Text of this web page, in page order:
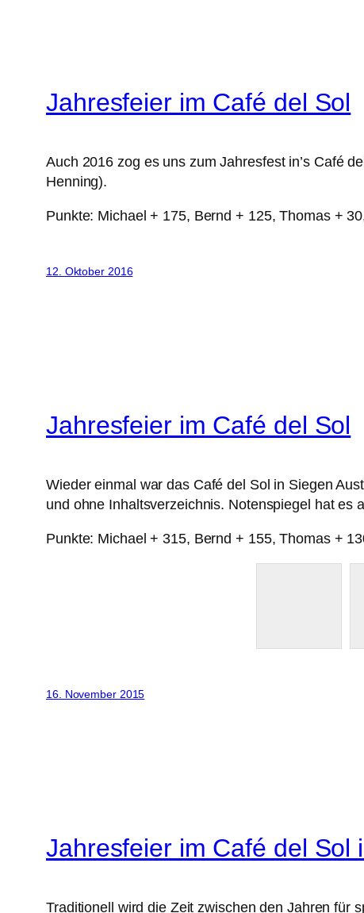
Jahresfeier im Café del Sol
Auch 2016 zog es uns zum Jahresfest in’s Café
Henning).
Punkte: Michael + 175, Bernd + 125, Thomas +
12. Oktober 2016
Jahresfeier im Café del Sol
Wieder einmal war das Café del Sol in Siegen
und ohne Inhaltsverzeichnis. Notenspiegel hat es
Punkte: Michael + 315, Bernd + 155, Thomas +
16. November 2015
Jahresfeier im Café del Sol
Traditionell wird die Zeit zwischen den Jahren für